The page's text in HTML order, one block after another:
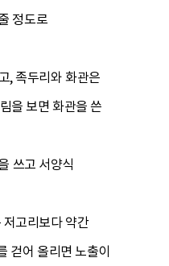
정도로
, 족두리와 화관은
을 보면 화관을 쓴
쓰고 서양식
고리보다 약간
걷어 올리면 노출이